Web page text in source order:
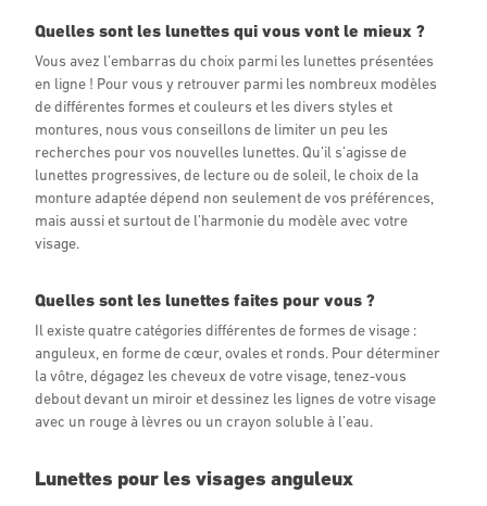
Quelles sont les lunettes qui vous vont le mieux ?
Vous avez l’embarras du choix parmi les lunettes présentées
en ligne ! Pour vous y retrouver parmi les nombreux modèles
de différentes formes et couleurs et les divers styles et
montures, nous vous conseillons de limiter un peu les
recherches pour vos nouvelles lunettes. Qu’il s’agisse de
lunettes progressives, de lecture ou de soleil, le choix de la
monture adaptée dépend non seulement de vos préférences,
mais aussi et surtout de l’harmonie du modèle avec votre
visage.
Quelles sont les lunettes faites pour vous ?
Il existe quatre catégories différentes de formes de visage :
anguleux, en forme de cœur, ovales et ronds. Pour déterminer
la vôtre, dégagez les cheveux de votre visage, tenez-vous
debout devant un miroir et dessinez les lignes de votre visage
avec un rouge à lèvres ou un crayon soluble à l’eau.
Lunettes pour les visages anguleux